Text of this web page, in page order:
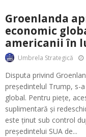
Groenlanda
economic
americanii în
Umbrela Strategică
Disputa privind
președintelul Trump, s-
global. Pentru piețe,
suplimentară și
este ținut sub control
președintelui SUA de...